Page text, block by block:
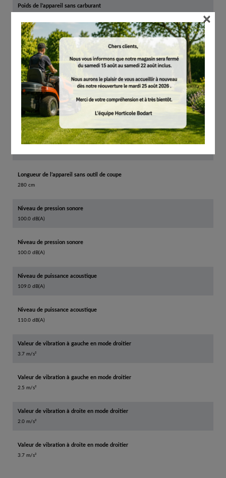
Poids de l’appareil sans carburant
Outil de coupe standard
AutoCut 25-2
Diamètre de cercle de coupe
450 mm
Capacité du réservoir
0.750 l
Capacité du réservoir
Longueur de l’appareil sans outil de coupe
280 cm
Niveau de pression sonore
100.0 dB(A)
Niveau de pression sonore
100.0 dB(A)
Niveau de puissance acoustique
109.0 dB(A)
Niveau de puissance acoustique
110.0 dB(A)
Valeur de vibration à gauche en mode droitier
3.7 m/s²
Valeur de vibration à gauche en mode droitier
2.5 m/s²
Valeur de vibration à droite en mode droitier
2.0 m/s²
Valeur de vibration à droite en mode droitier
3.7 m/s²
×